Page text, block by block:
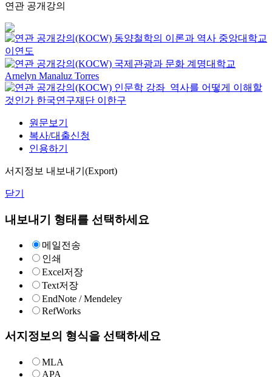
연관 공개강의
동양철학의 이론과 역사 중앙대학교
이연도
국제관광과 문화 계명대학교
Arnelyn Manaluz Torres
인문학 강좌_역사를 어떻게 이해할
것인가 한국연구재단 이한구
원문보기
복사/대출신청
인용하기
서지정보 내보내기(Export)
닫기
내보내기 형태를 선택하세요
메일전송
인쇄
Excel저장
Text저장
EndNote / Mendeley
RefWorks
서지정보의 형식을 선택하세요
MLA
APA